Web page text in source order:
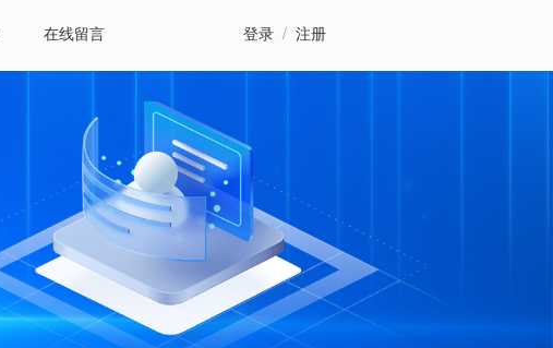
在线留言 登录 / 注册